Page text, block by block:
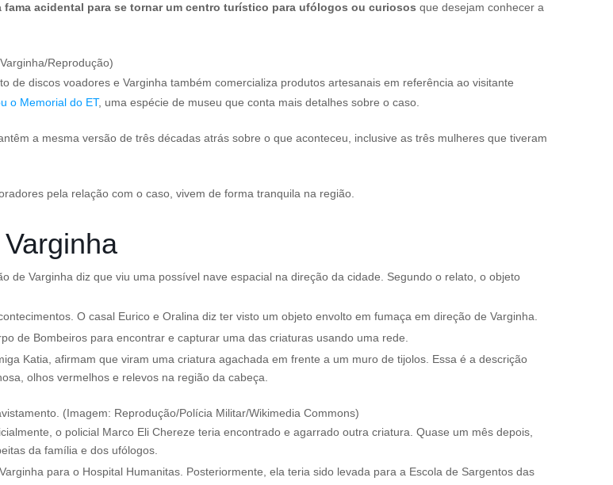
fama acidental para se tornar um centro turístico para ufólogos ou curiosos que desejam conhecer a
Reprodução)
de discos voadores e Varginha também comercializa produtos artesanais em referência ao visitante
o Memorial do ET, uma espécie de museu que conta mais detalhes sobre o caso.
a mesma versão de três décadas atrás sobre o que aconteceu, inclusive as três mulheres que tiveram
pela relação com o caso, vivem de forma tranquila na região.
de Varginha diz que viu uma possível nave espacial na direção da cidade. Segundo o relato, o objeto
O casal Eurico e Oralina diz ter visto um objeto envolto em fumaça em direção de Varginha.
de Bombeiros para encontrar e capturar uma das criaturas usando uma rede.
Katia, afirmam que viram uma criatura agachada em frente a um muro de tijolos. Essa é a descrição
olhos vermelhos e relevos na região da cabeça.
(Imagem: Reprodução/Polícia Militar/Wikimedia Commons)
o policial Marco Eli Chereze teria encontrado e agarrado outra criatura. Quase um mês depois,
da família e dos ufólogos.
para o Hospital Humanitas. Posteriormente, ela teria sido levada para a Escola de Sargentos das